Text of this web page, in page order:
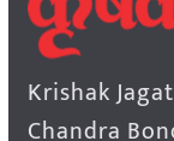
Krishak
Chandra